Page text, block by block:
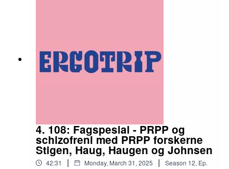
4. 108: Fagspesial - PRPP og
schizofreni med PRPP forskerne
Stigen, Haug, Haugen og Johnsen
42:31 | Monday, March 31, 2025 | Season 12, Ep.